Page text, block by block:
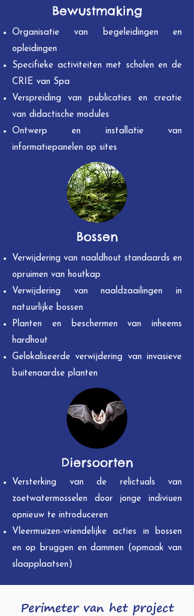
Bewustmaking
Organisatie van begeleidingen en
opleidingen
Specifieke activiteiten met scholen en de
CRIE van Spa
Verspreiding van publicaties en creatie
van didactische modules
Ontwerp en installatie van
informatiepanelen op sites
Bossen
Verwijdering van naaldhout standaards en
opruimen van houtkap
Verwijdering van naaldzaailingen in
natuurlijke bossen
Planten en beschermen van inheems
hardhout
Gelokaliseerde verwijdering van invasieve
buitenaardse planten
Diersoorten
Versterking van de relictuals van
zoetwatermosselen door jonge indiviuen
opnieuw te introduceren
Vleermuizen-vriendelijke acties in bossen
en op bruggen en dammen (opmaak van
slaapplaatsen)
Perimeter van het project